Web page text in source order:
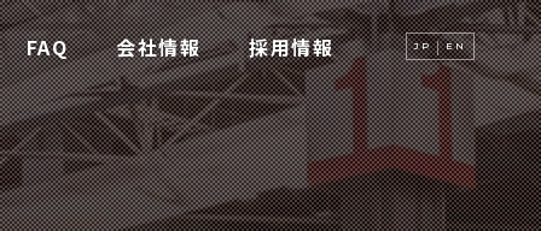
FAQ 会社情報 採用情報 JP EN